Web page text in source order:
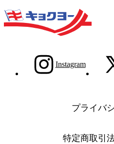
Instagram
プライバ
特定商取引